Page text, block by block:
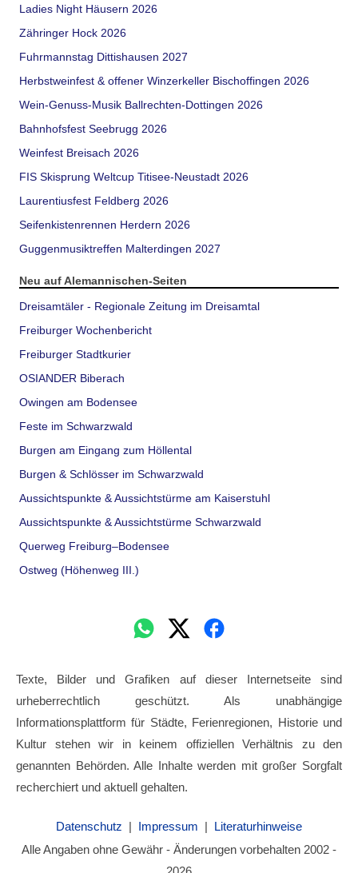
Ladies Night Häusern 2026
Zähringer Hock 2026
Fuhrmannstag Dittishausen 2027
Herbstweinfest & offener Winzerkeller Bischoffingen 2026
Wein-Genuss-Musik Ballrechten-Dottingen 2026
Bahnhofsfest Seebrugg 2026
Weinfest Breisach 2026
FIS Skisprung Weltcup Titisee-Neustadt 2026
Laurentiusfest Feldberg 2026
Seifenkistenrennen Herdern 2026
Guggenmusiktreffen Malterdingen 2027
Neu auf Alemannischen-Seiten
Dreisamtäler - Regionale Zeitung im Dreisamtal
Freiburger Wochenbericht
Freiburger Stadtkurier
OSIANDER Biberach
Owingen am Bodensee
Feste im Schwarzwald
Burgen am Eingang zum Höllental
Burgen & Schlösser im Schwarzwald
Aussichtspunkte & Aussichtstürme am Kaiserstuhl
Aussichtspunkte & Aussichtstürme Schwarzwald
Querweg Freiburg–Bodensee
Ostweg (Höhenweg III.)
Texte, Bilder und Grafiken auf dieser Internetseite sind
urheberrechtlich geschützt. Als unabhängige
Informationsplattform für Städte, Ferienregionen, Historie und
Kultur stehen wir in keinem offiziellen Verhältnis zu den
genannten Behörden. Alle Inhalte werden mit großer Sorgfalt
recherchiert und aktuell gehalten.
Datenschutz | Impressum | Literaturhinweise
Alle Angaben ohne Gewähr - Änderungen vorbehalten 2002 -